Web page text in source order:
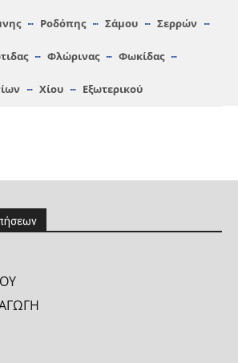
Ροδόπης Σάμου Σερρών
Φλώρινας Φωκίδας
Χίου Εξωτερικού